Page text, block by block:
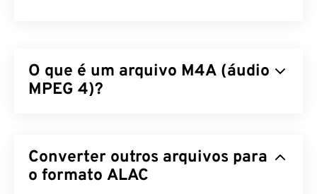
O que é um arquivo M4A (áudio
MPEG 4)?
de codificação e decodificação:Advanced Audio
Coding (AAC)ouApple Lossless Audio Codec
Converter outros arquivos para
o formato ALAC